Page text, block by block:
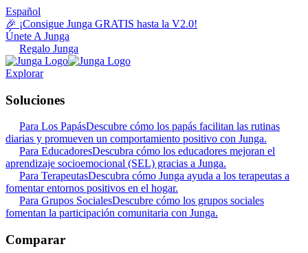
Español
🎉 ¡Consigue Junga GRATIS hasta la V2.0!
Únete A Junga
Regalo Junga
Explorar
Soluciones
Para Los PapásDescubre cómo los papás facilitan las rutinas
diarias y promueven un comportamiento positivo con Junga.
Para EducadoresDescubra cómo los educadores mejoran el
aprendizaje socioemocional (SEL) gracias a Junga.
Para TerapeutasDescubra cómo Junga ayuda a los terapeutas a
fomentar entornos positivos en el hogar.
Para Grupos SocialesDescubre cómo los grupos sociales
fomentan la participación comunitaria con Junga.
Comparar